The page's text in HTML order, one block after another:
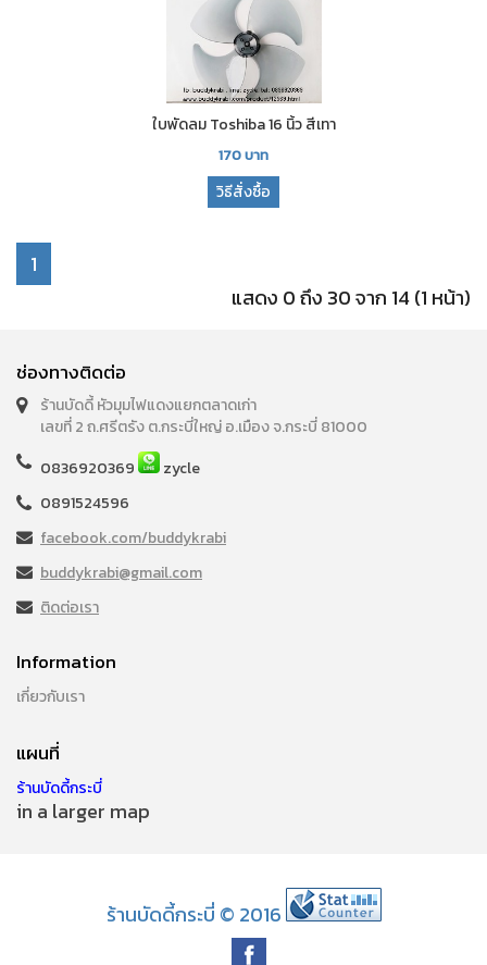
ใบพัดลม Toshiba 16 นิ้ว สีเทา
170บาท
วิธีสั่งซื้อ
1
แสดง 0 ถึง 30 จาก 14 (1 หน้า)
ช่องทางติดต่อ
ร้านบัดดี้ หัวมุมไฟแดงแยกตลาดเก่า
เลขที่ 2 ถ.ศรีตรัง ต.กระบี่ใหญ่ อ.เมือง จ.กระบี่ 81000
0836920369
zycle
0891524596
facebook.com/buddykrabi
buddykrabi@gmail.com
ติดต่อเรา
Information
เกี่ยวกับเรา
แผนที่
ร้านบัดดี้กระบี่
in a larger map
ร้านบัดดี้กระบี่ © 2016